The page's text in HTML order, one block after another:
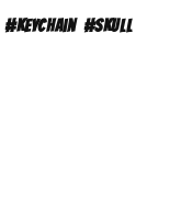
#keychain #skull